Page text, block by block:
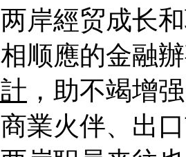
岸經贸成长
顺應的金融
，助不竭增
業火伴、出